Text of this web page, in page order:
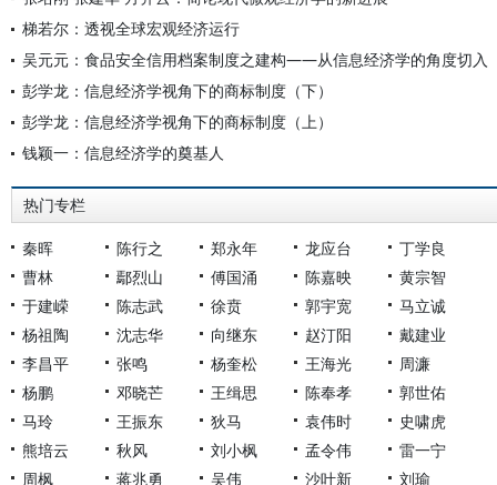
梯若尔：透视全球宏观经济运行
吴元元：食品安全信用档案制度之建构——从信息经济学的角度切入
彭学龙：信息经济学视角下的商标制度（下）
彭学龙：信息经济学视角下的商标制度（上）
钱颖一：信息经济学的奠基人
热门专栏
秦晖 陈行之 郑永年 龙应台
丁学良
曹林
鄢烈山 傅国涌 陈嘉映
黄宗智
于建嵘
陈志武 徐贲 郭宇宽
马立诚
杨祖陶
沈志华 向继东 赵汀阳
戴建业
李昌平
张鸣 杨奎松 王海光
周濂
杨鹏
邓晓芒 王缉思 陈奉孝
郭世佑
马玲
王振东 狄马 袁伟时
史啸虎
熊培云
秋风 刘小枫 孟令伟
雷一宁
周枫
蒋兆勇 吴伟 沙叶新 刘瑜